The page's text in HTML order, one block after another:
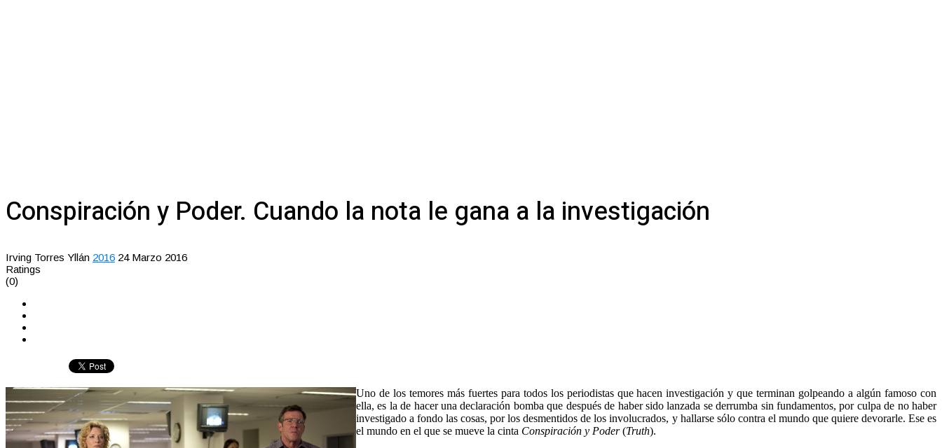
Conspiración y Poder. Cuando la nota le gana a la investigación
Irving Torres Yllán 2016 24 Marzo 2016
Ratings
(0)
Uno de los temores más fuertes para todos los periodistas que hacen investigación y que terminan golpeando a algún famoso con
ella, es la de hacer una declaración bomba que después de haber sido lanzada se derrumba sin fundamentos, por culpa de no haber
investigado a fondo las cosas, por los desmentidos de los involucrados, y hallarse sólo contra el mundo que quiere devorarle. Ese es
el mundo en el que se mueve la cinta Conspiración y Poder(Truth).